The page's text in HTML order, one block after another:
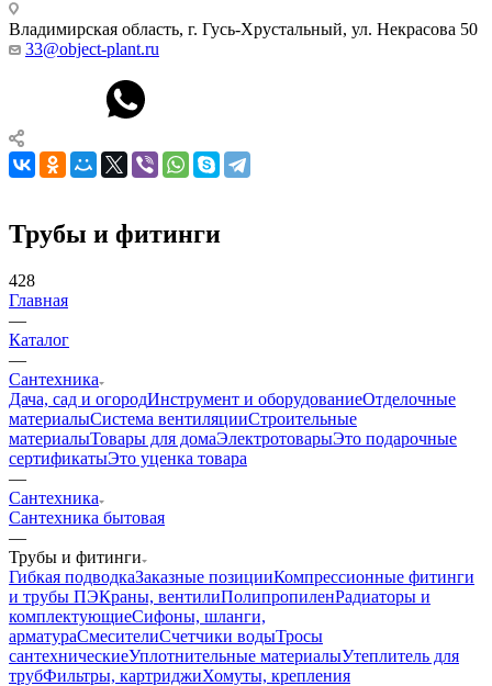
Владимирская область, г. Гусь-Хрустальный, ул. Некрасова 50
33@object-plant.ru
Трубы и фитинги
428
Главная
—
Каталог
—
Сантехника
Дача, сад и огородИнструмент и оборудованиеОтделочные
материалыСистема вентиляцииСтроительные
материалыТовары для домаЭлектротоварыЭто подарочные
сертификатыЭто уценка товара
—
Сантехника
Сантехника бытовая
—
Трубы и фитинги
Гибкая подводкаЗаказные позицииКомпрессионные фитинги
и трубы ПЭКраны, вентилиПолипропиленРадиаторы и
комплектующиеСифоны, шланги,
арматураСмесителиСчетчики водыТросы
сантехническиеУплотнительные материалыУтеплитель для
трубФильтры, картриджиХомуты, крепления